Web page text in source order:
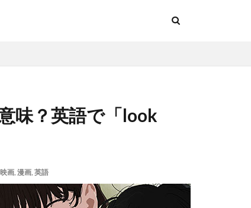
味？英語で「look
映画, 漫画, 英語